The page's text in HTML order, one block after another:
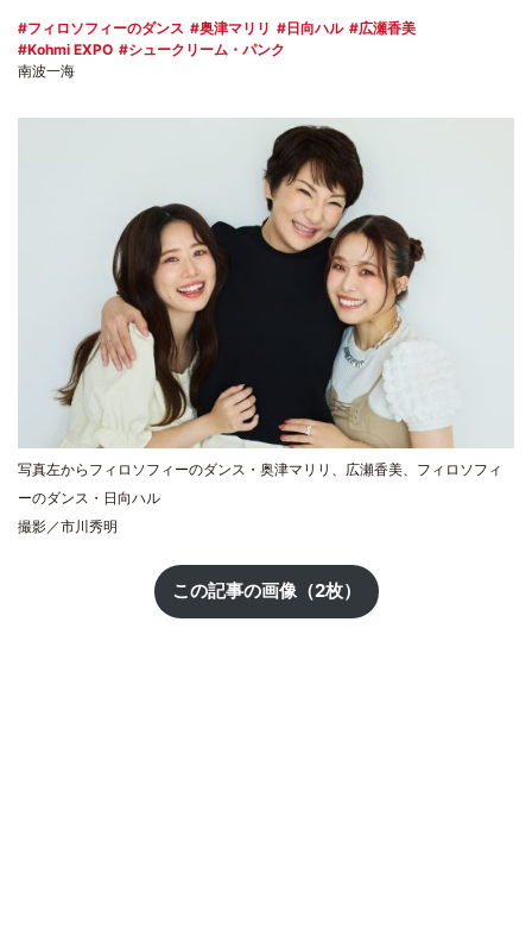
フィロソフィーのダンス 奥津マリリ 日向ハル
広瀬香美
Kohmi EXPO
シュークリーム・パンク
南波一海
写真左からフィロソフィーのダンス・奥津マリリ、広瀬香美、フィロソフィ
ーのダンス・日向ハル
撮影／市川秀明
この記事の画像（2枚）